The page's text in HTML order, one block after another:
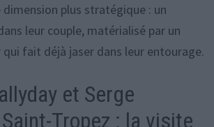
dimension plus stratégique : un
leur couple, matérialisé par un
fait déjà jaser dans leur entourage.
et Serge
Tropez : la visite